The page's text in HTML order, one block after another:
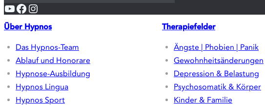
YouTube
Facebook
Instagram
Über Hypnos
Das Hypnos-Team
Ablauf und Honorare
Hypnose-Ausbildung
Hypnos Lingua
Hypnos Sport
Therapiefelder
Ängste | Phobien | Panik
Gewohnheitsänderungen
Depression & Belastung
Psychosomatik & Körper
Kinder & Familie